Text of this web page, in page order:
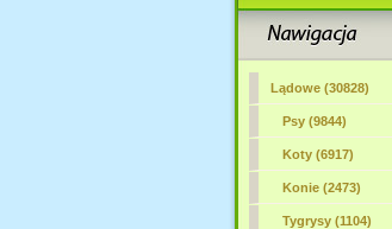
Lądowe (30828)
Psy (9844)
Koty (6917)
Konie (2473)
Tygrysy (1104)